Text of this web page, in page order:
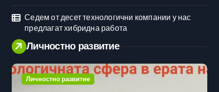
Седем от десет технологични компании у нас
предлагат хибридна работа
Личностно развитие
Личностно развитие